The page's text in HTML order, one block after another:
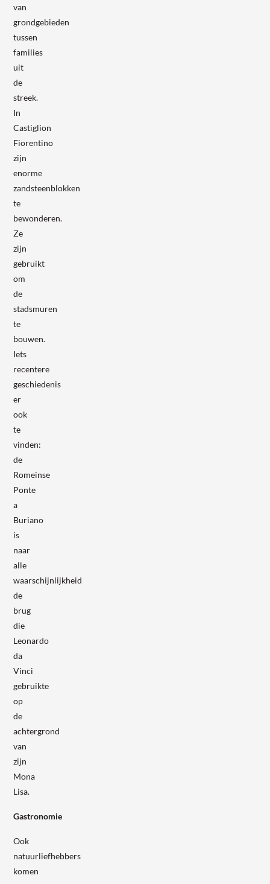
van
grondgebieden
tussen
families
uit
de
streek.
In
Castiglion
Fiorentino
zijn
enorme
zandsteenblokken
te
bewonderen.
Ze
zijn
gebruikt
om
de
stadsmuren
te
bouwen.
Iets
recentere
geschiedenis
er
ook
te
vinden:
de
Romeinse
Ponte
a
Buriano
is
naar
alle
waarschijnlijkheid
de
brug
die
Leonardo
da
Vinci
gebruikte
op
de
achtergrond
van
zijn
Mona
Lisa.
Gastronomie
Ook
natuurliefhebbers
komen